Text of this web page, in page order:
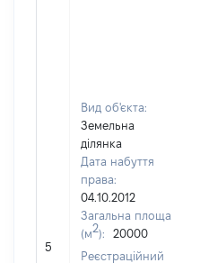
5
Вид об'єкта:
Земельна
ділянка
Дата набуття
права:
04.10.2012
Загальна площа
(м2):
20000
Реєстраційний